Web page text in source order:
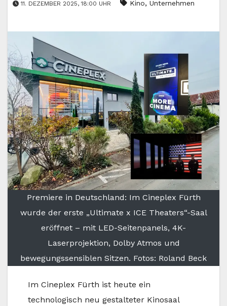
11. DEZEMBER 2025, 18:00 UHR Kino, Unternehmen
Premiere in Deutschland: Im Cineplex Fürth
wurde der erste „Ultimate x ICE Theaters“-Saal
eröffnet – mit LED-Seitenpanels, 4K-
Laserprojektion, Dolby Atmos und
bewegungssensiblen Sitzen. Fotos: Roland Beck
Im Cineplex Fürth ist heute ein
technologisch neu gestalteter Kinosaal